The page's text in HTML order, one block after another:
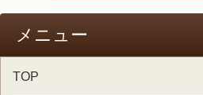
メニュー
TOP